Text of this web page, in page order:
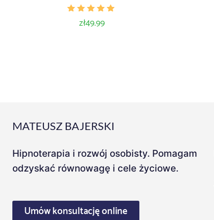
Oceniono
5.00
zł49.99
MATEUSZ BAJERSKI
Hipnoterapia i rozwój osobisty. Pomagam
odzyskać równowagę i cele życiowe.
Umów konsultację online